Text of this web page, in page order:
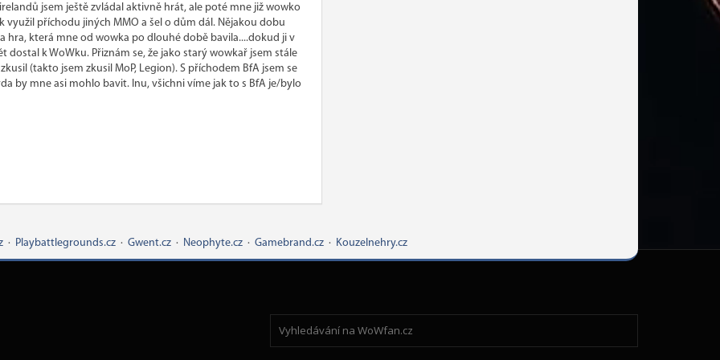
jsem ještě zvládal aktivně hrát, ale poté mne již wowko
příchodu jiných MMO a šel o dům dál. Nějakou dobu
hra, která mne od wowka po dlouhé době bavila....dokud ji v
dostal k WoWku. Přiznám se, že jako starý wowkař jsem stále
(takto jsem zkusil MoP, Legion). S příchodem BfA jsem se
by mne asi mohlo bavit. Inu, všichni víme jak to s BfA je/bylo
· Playbattlegrounds.cz · Gwent.cz · Neophyte.cz · Gamebrand.cz · Kouzelnehry.cz